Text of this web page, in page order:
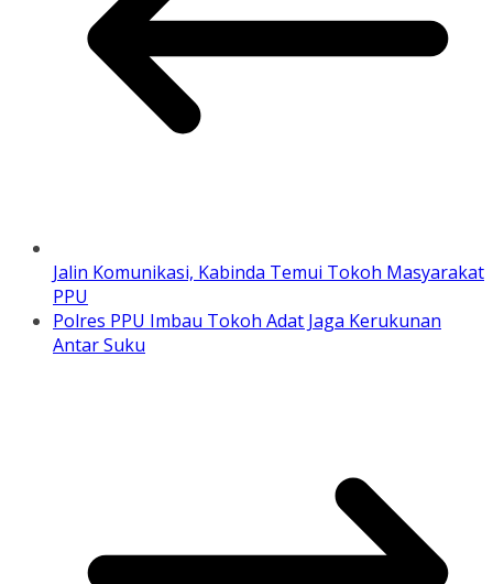
Jalin Komunikasi, Kabinda Temui Tokoh Masyarakat
PPU
Polres PPU Imbau Tokoh Adat Jaga Kerukunan
Antar Suku